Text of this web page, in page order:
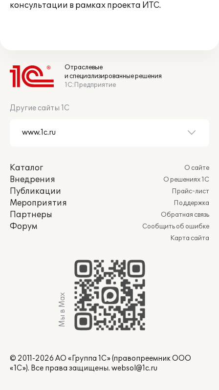
консультации в рамках проекта ИТС.
Отраслевые
и специализированные решения
1С:Предприятие
Другие сайты 1С
Каталог
Внедрения
Публикации
Мероприятия
Партнеры
Форум
О сайте
О решениях 1С
Прайс-лист
Поддержка
Обратная связь
Сообщить об ошибке
Карта сайта
Мы в Max
© 2011-2026 АО «Группа 1С» (правопреемник ООО
«1С»). Все права защищены. websol@1c.ru